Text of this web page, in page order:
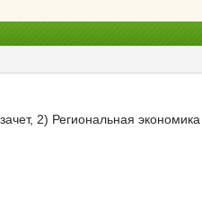
2) Региональная